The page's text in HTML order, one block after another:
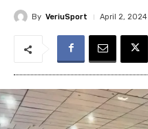
By VeriuSport April 2, 2024